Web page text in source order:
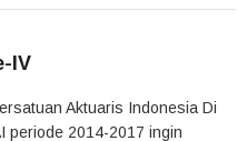
IV
Aktuaris Indonesia Di
periode 2014-2017 ingin